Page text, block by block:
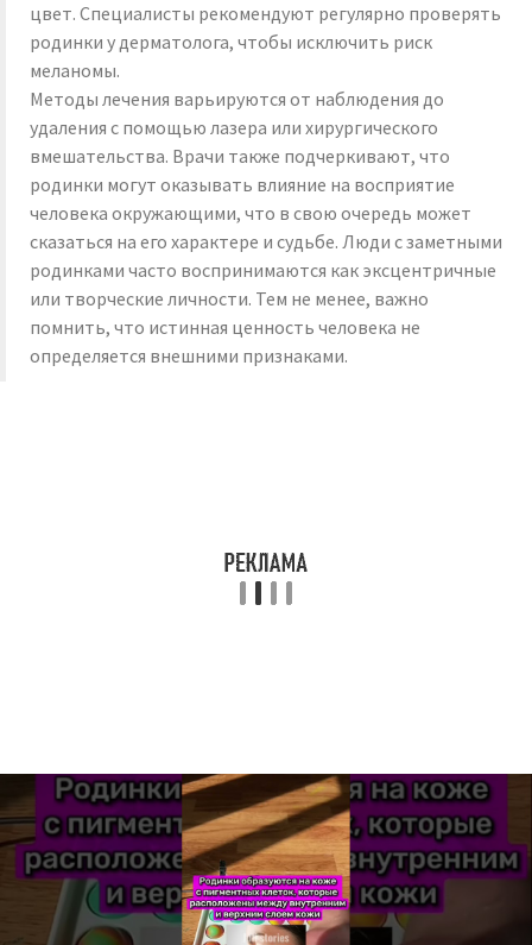
цвет. Специалисты рекомендуют регулярно проверять
родинки у дерматолога, чтобы исключить риск
меланомы.
Методы лечения варьируются от наблюдения до
удаления с помощью лазера или хирургического
вмешательства. Врачи также подчеркивают, что
родинки могут оказывать влияние на восприятие
человека окружающими, что в свою очередь может
сказаться на его характере и судьбе. Люди с заметными
родинками часто воспринимаются как эксцентричные
или творческие личности. Тем не менее, важно
помнить, что истинная ценность человека не
определяется внешними признаками.